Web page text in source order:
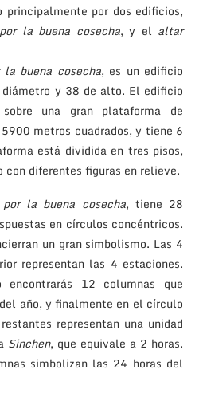
principalmente por dos edificios,
la buena cosecha, y el altar
buena cosecha, es un edificio
y 38 de alto. El edificio
una gran plataforma de
metros cuadrados, y tiene 6
está dividida en tres pisos,
con diferentes figuras en relieve.
la buena cosecha, tiene 28
en círculos concéntricos.
un gran simbolismo. Las 4
representan las 4 estaciones.
12 columnas que
año, y finalmente en el círculo
representan una unidad
Sinchen, que equivale a 2 horas.
simbolizan las 24 horas del